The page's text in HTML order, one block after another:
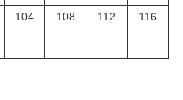
104 108 112 116